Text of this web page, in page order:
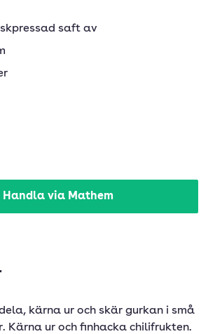
saft av
Handla via Mathem
kärna ur och skär gurkan i små
Kärna ur och finhacka chilifrukten.